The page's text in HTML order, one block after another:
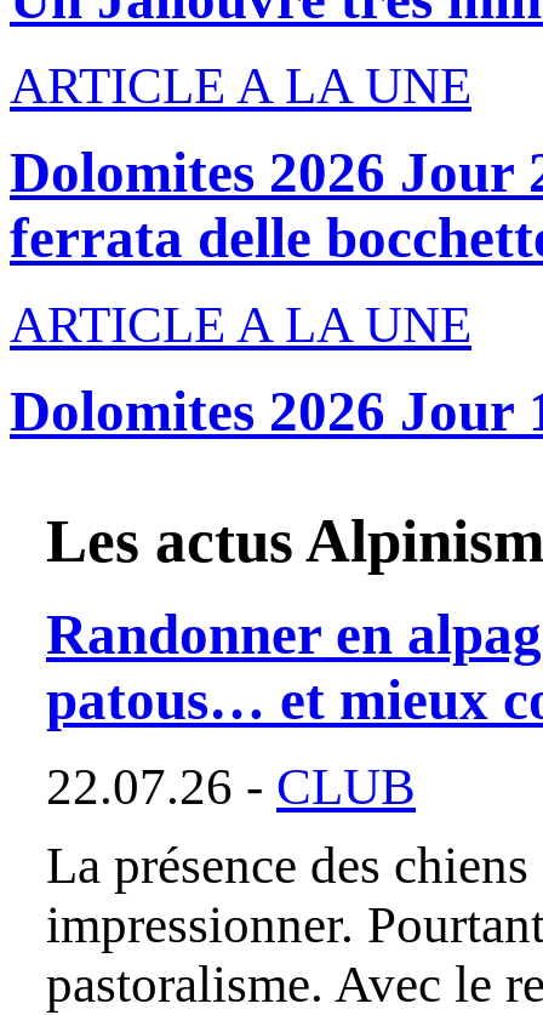
ARTICLE A LA UNE
Dolomites 2026
ferrata delle
ARTICLE A LA UNE
Dolomites 2026 Jour
Les actus
Randonner en
patous… et mieux
22.07.26 - CLUB
La présence des
impressionner.
pastoralisme. Avec le